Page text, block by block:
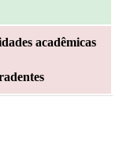
acadêmicas